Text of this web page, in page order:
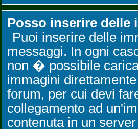
Posso inserire delle
Puoi inserire delle
messaggi. In ogni
non � possibile
immagini
forum, per cui devi
collegamento ad
contenuta in un